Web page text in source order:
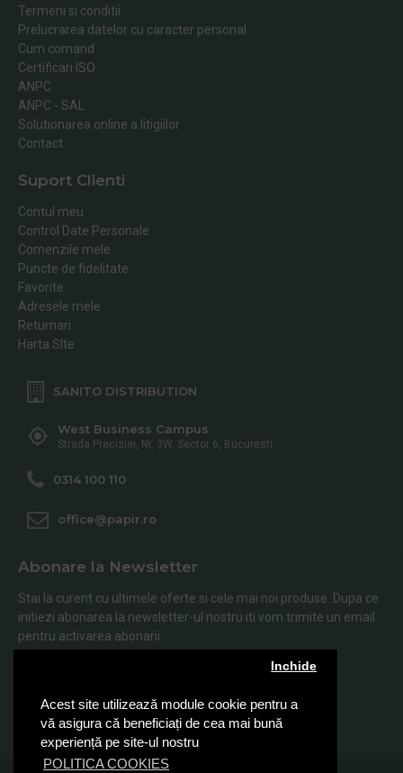
Acest site utilizează module cookie pentru a
vă asigura că beneficiați de cea mai bună
experiență pe site-ul nostru
POLITICA COOKIES
Inchide
Termeni si conditii
Prelucrarea datelor cu caracter personal
Cum comand
Certificari ISO
ANPC
ANPC - SAL
Solutionarea online a litigiilor
Contact
Suport Clienti
Contul meu
Control Date Personale
Comenzile mele
Puncte de fidelitate
Favorite
Adresele mele
Returnari
Harta SIte
SANITO DISTRIBUTION
West Business Campus
Strada Preciziei, Nr, 3W, Sector 6, Bucuresti
0314 100 110
office@papir.ro
Abonare la Newsletter
Stai la curent cu ultimele oferte si cele mai noi produse. Dupa ce
initiezi abonarea la newsletter-ul nostru iti vom trimite un email
pentru activarea abonarii.
Abonare
Am citit şi sunt de acord cu Politica de Confidentialitate